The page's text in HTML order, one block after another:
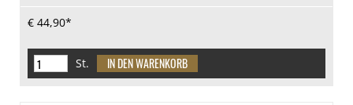
€ 44,90*
St.